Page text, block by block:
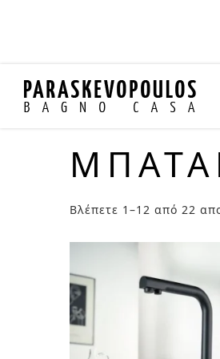
Βλέπετε 1–12 από 22